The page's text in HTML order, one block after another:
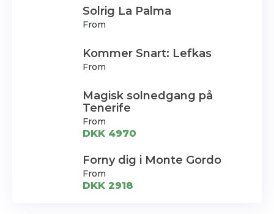
Solrig La Palma
From
Kommer Snart: Lefkas
From
Magisk solnedgang på
Tenerife
From
DKK 4970
Forny dig i Monte Gordo
From
DKK 2918